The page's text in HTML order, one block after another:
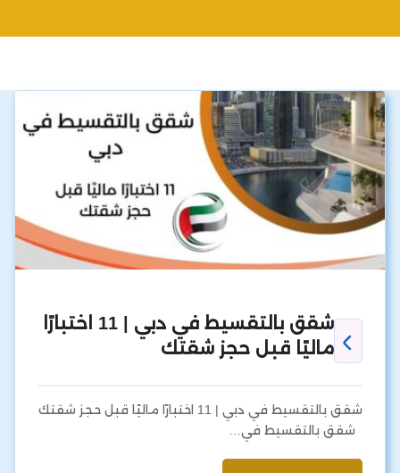
شقق بالتقسيط في دبي | 11 اختبارًا
ماليًا قبل حجز شقتك
شقق بالتقسيط في دبي | 11 اختبارًا ماليًا قبل حجز شقتك
شقق بالتقسيط في…